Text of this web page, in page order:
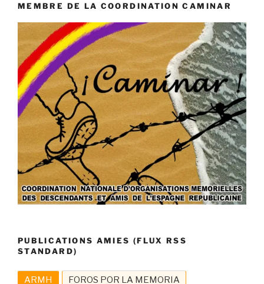
MEMBRE DE LA COORDINATION CAMINAR
PUBLICATIONS AMIES (FLUX RSS
STANDARD)
ARMH FOROS POR LA MEMORIA